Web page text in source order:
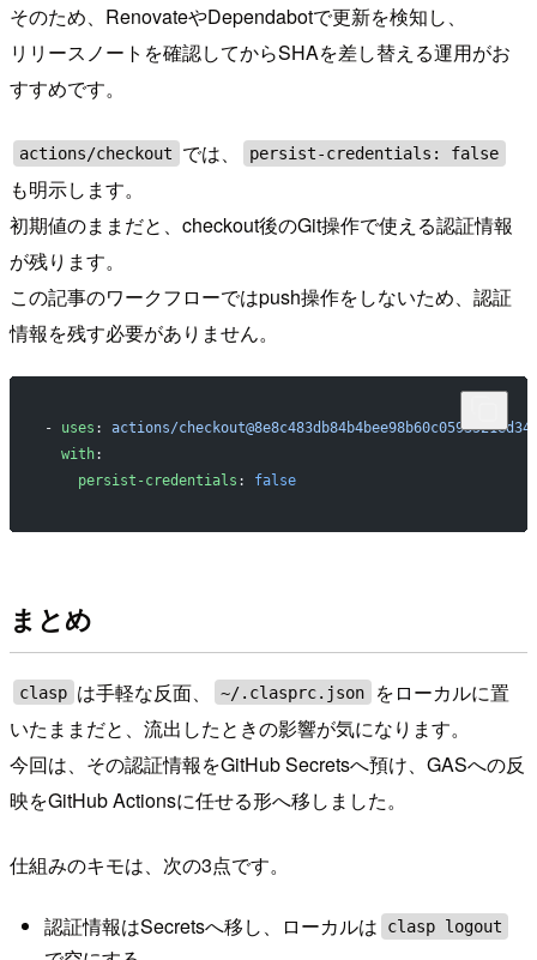
そのため、RenovateやDependabotで更新を検知し、
リリースノートを確認してからSHAを差し替える運用がお
すすめです。
actions/checkout では、 persist-credentials: false
も明示します。
初期値のままだと、checkout後のGit操作で使える認証情報
が残ります。
この記事のワークフローではpush操作をしないため、認証
情報を残す必要がありません。
- uses : actions/
  with
:
    persist-credentials
: false
まとめ
clasp は手軽な反面、 ~/.clasprc.json
をローカルに置
いたままだと、流出したときの影響が気になります。
今回は、その認証情報をGitHub Secretsへ預け、GASへの反
映をGitHub Actionsに任せる形へ移しました。
仕組みのキモは、次の3点です。
認証情報はSecretsへ移し、ローカルは clasp logout